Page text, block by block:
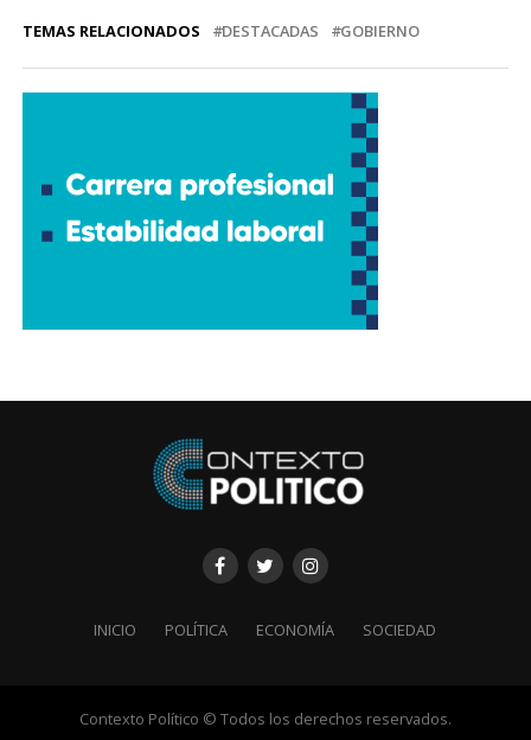
TEMAS RELACIONADOS DESTACADAS GOBIERNO
INICIO POLÍTICA ECONOMÍA SOCIEDAD
Contexto Político © Todos los derechos reservados.